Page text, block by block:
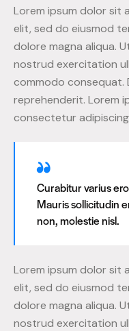
Lorem ipsum dolor sit
elit, sed do eiusmod
dolore magna aliqua.
nostrud exercitation
commodo consequat.
reprehenderit. Lorem
consectetur
Curabitur varius
Mauris sollicitudin
non, molestie nisl.
Lorem ipsum dolor sit
elit, sed do eiusmod
dolore magna aliqua.
nostrud exercitation